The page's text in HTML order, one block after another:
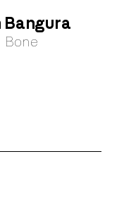
Bangura
Bone